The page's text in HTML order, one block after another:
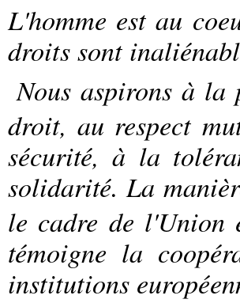
L'homme est au
droits sont
Nous aspirons à
droit, au respect
sécurité, à la
solidarité. La
le cadre de l'Union
témoigne la
institutions